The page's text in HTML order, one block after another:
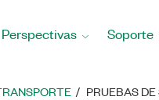
Perspectivas Soporte
PRUEBAS